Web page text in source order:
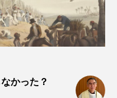
かった？